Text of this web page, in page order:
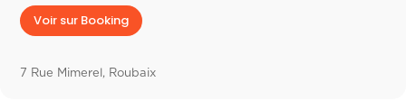
Voir sur Booking
7 Rue Mimerel, Roubaix